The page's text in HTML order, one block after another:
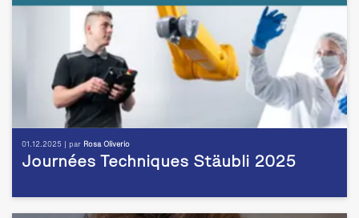
01.12.2025 | par Rosa Oliverio
Journées Techniques Stäubli 2025